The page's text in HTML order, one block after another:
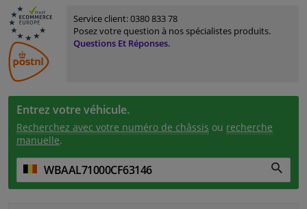
Service client:0380 833 78
Posez votre question à nos spécialistes produits.
Questions Et Réponses.
Entrez votre véhicule.
Recherchez avec votre numéro de châssis ou recherche
manuelle.